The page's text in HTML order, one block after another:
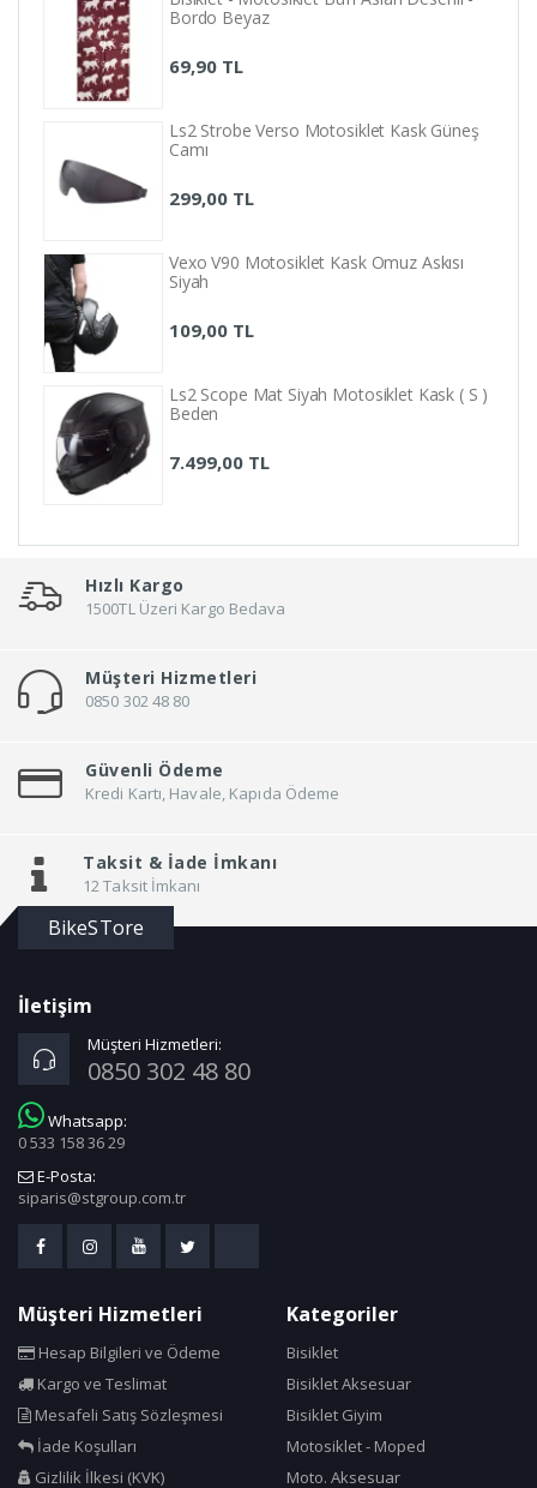
Bordo Beyaz
69,90 TL
Ls2 Strobe Verso Motosiklet Kask Güneş
Camı
299,00 TL
Vexo V90 Motosiklet Kask Omuz Askısı
Siyah
109,00 TL
Ls2 Scope Mat Siyah Motosiklet Kask ( S )
Beden
7.499,00 TL
Hızlı Kargo
1500TL Üzeri Kargo Bedava
Müşteri Hizmetleri
0850 302 48 80
Güvenli Ödeme
Kredi Kartı, Havale, Kapıda Ödeme
Taksit & İade İmkanı
12 Taksit İmkanı
BikeSTore
İletişim
Müşteri Hizmetleri:
0850 302 48 80
Whatsapp:
0 533 158 36 29
E-Posta:
siparis@stgroup.com.tr
Müşteri Hizmetleri
Hesap Bilgileri ve Ödeme
Kargo ve Teslimat
Mesafeli Satış Sözleşmesi
İade Koşulları
Gizlilik İlkesi (KVK)
Kategoriler
Bisiklet
Bisiklet Aksesuar
Bisiklet Giyim
Motosiklet - Moped
Moto. Aksesuar